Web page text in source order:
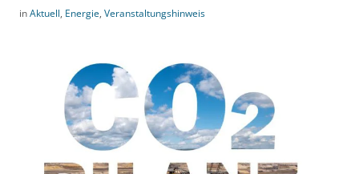
inAktuell, Energie, Veranstaltungshinweis